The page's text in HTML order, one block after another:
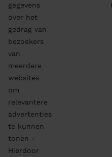
gegevens
over het
gedrag van
bezoekers
van
meerdere
websites
om
relevantere
advertenties
te kunnen
tonen -
Hierdoor